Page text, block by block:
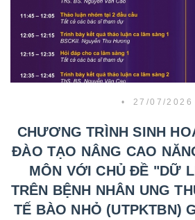
• 27/07/2026
CHƯƠNG TRÌNH SINH
ĐÀO TẠO NÂNG CAO
MÔN VỚI CHỦ ĐỀ "DỮ
TRÊN BỆNH NHÂN UNG
TẾ BÀO NHỎ (UTPKTBN)